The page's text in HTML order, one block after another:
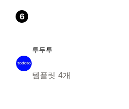
6
투두투
템플릿 4개